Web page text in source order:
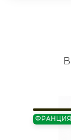
ФРАНЦИЯ